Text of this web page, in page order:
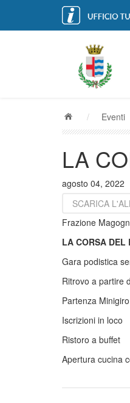
/ Eventi
LA
agosto 04, 2022
SCARICA
Frazione
LA CORSA DEL
Gara podistica
Ritrovo a partire
Partenza
Iscrizioni in loco
Ristoro a buffet
Apertura cucina